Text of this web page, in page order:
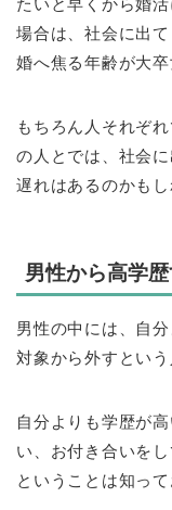
場合は、社会に出
婚へ焦る年齢が大
もちろん人それぞ
の人とでは、社会
遅れはあるのかもし
男性から高学
男性の中には、自
対象から外すという
自分よりも学歴が
い、お付き合いを
ということは知っ